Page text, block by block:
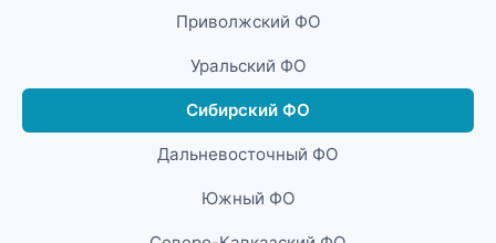
Приволжский ФО
Уральский ФО
Сибирский ФО
Дальневосточный ФО
Южный ФО